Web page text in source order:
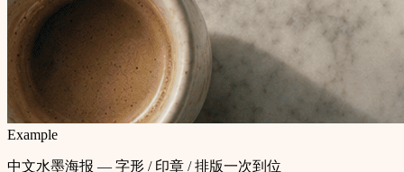
Example
中文水墨海报 — 字形 / 印章 / 排版一次到位